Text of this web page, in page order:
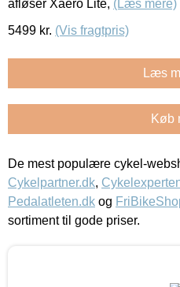
afløser Xaero Lite, (Læs mere)
5499 kr. (Vis fragtpris)
Læs
Køb
De mest populære cykel-
Cykelpartner.dk,
Pedalatleten.dk og
sortiment til gode priser.